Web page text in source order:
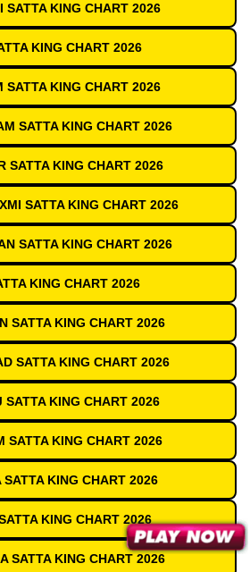
SATTA KING CHART 2026
KING CHART 2026
SATTA KING CHART 2026
SATTA KING CHART 2026
SATTA KING CHART 2026
SATTA KING CHART 2026
SATTA KING CHART 2026
KING CHART 2026
SATTA KING CHART 2026
SATTA KING CHART 2026
SATTA KING CHART 2026
SATTA KING CHART 2026
SATTA KING CHART 2026
KING CHART 2026
SATTA KING CHART 2026